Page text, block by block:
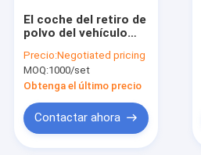
El coche del retiro de
polvo del vehículo
de la microfibra de
los 34cm
Precio:Negotiated pricing
MOQ:1000/set
Obtenga el último precio
Contactar ahora